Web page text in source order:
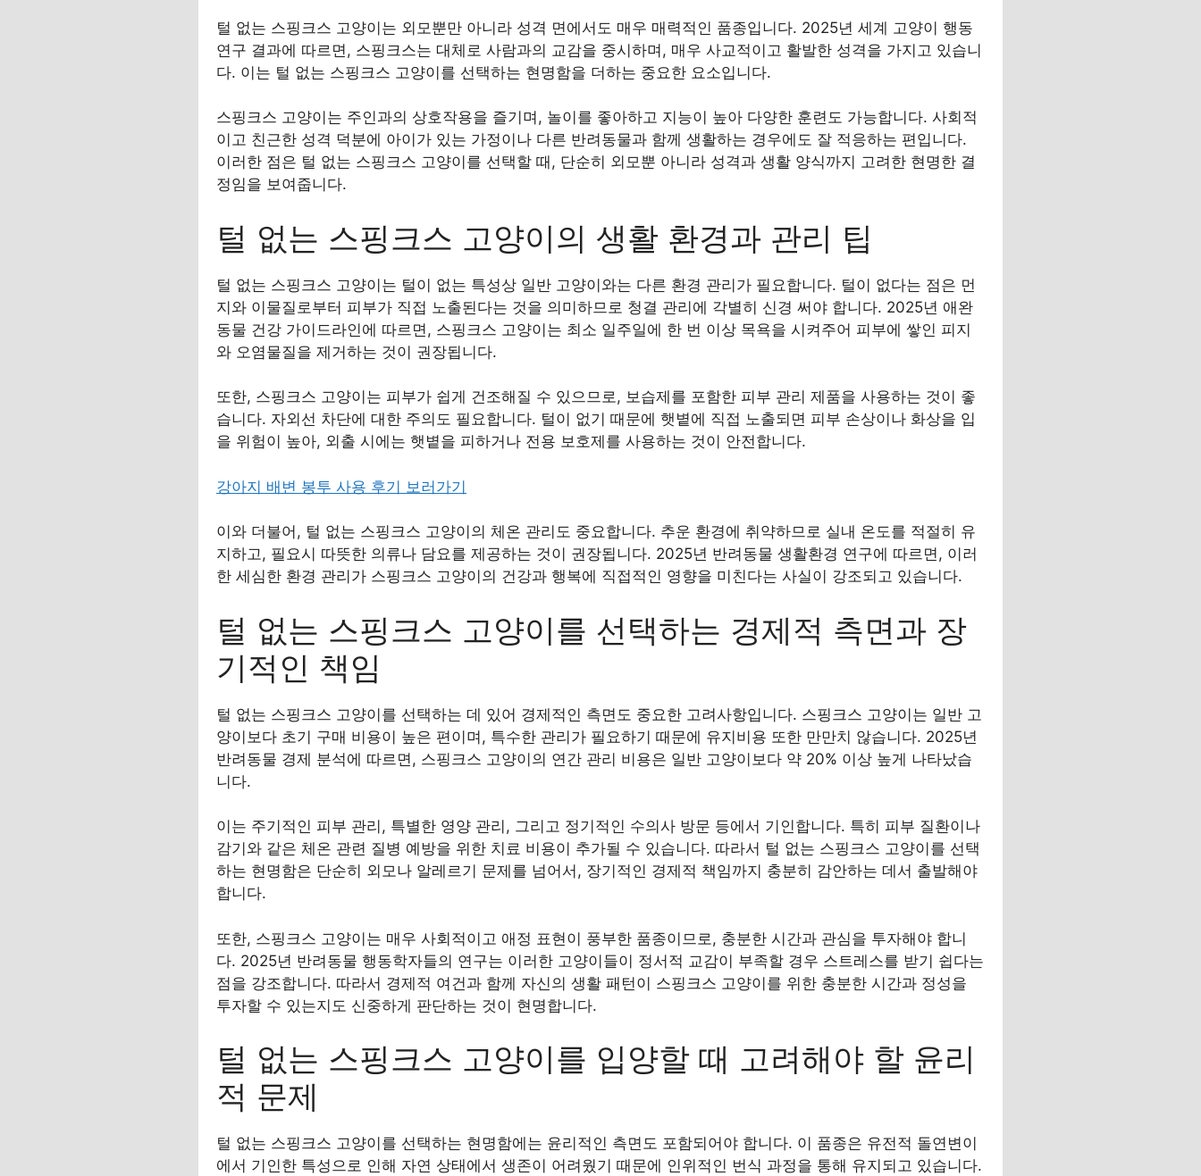
털 없는 스핑크스 고양이는 외모뿐만 아니라 성격 면에서도 매우 매력적인 품종입니다. 2025년 세계 고양이 행동
연구 결과에 따르면, 스핑크스는 대체로 사람과의 교감을 중시하며, 매우 사교적이고 활발한 성격을 가지고 있습니
다. 이는 털 없는 스핑크스 고양이를 선택하는 현명함을 더하는 중요한 요소입니다.
스핑크스 고양이는 주인과의 상호작용을 즐기며, 놀이를 좋아하고 지능이 높아 다양한 훈련도 가능합니다. 사회적
이고 친근한 성격 덕분에 아이가 있는 가정이나 다른 반려동물과 함께 생활하는 경우에도 잘 적응하는 편입니다.
이러한 점은 털 없는 스핑크스 고양이를 선택할 때, 단순히 외모뿐 아니라 성격과 생활 양식까지 고려한 현명한 결
정임을 보여줍니다.
털 없는 스핑크스 고양이의 생활 환경과 관리 팁
털 없는 스핑크스 고양이는 털이 없는 특성상 일반 고양이와는 다른 환경 관리가 필요합니다. 털이 없다는 점은 먼
지와 이물질로부터 피부가 직접 노출된다는 것을 의미하므로 청결 관리에 각별히 신경 써야 합니다. 2025년 애완
동물 건강 가이드라인에 따르면, 스핑크스 고양이는 최소 일주일에 한 번 이상 목욕을 시켜주어 피부에 쌓인 피지
와 오염물질을 제거하는 것이 권장됩니다.
또한, 스핑크스 고양이는 피부가 쉽게 건조해질 수 있으므로, 보습제를 포함한 피부 관리 제품을 사용하는 것이 좋
습니다. 자외선 차단에 대한 주의도 필요합니다. 털이 없기 때문에 햇볕에 직접 노출되면 피부 손상이나 화상을 입
을 위험이 높아, 외출 시에는 햇볕을 피하거나 전용 보호제를 사용하는 것이 안전합니다.
강아지 배변 봉투 사용 후기 보러가기
이와 더불어, 털 없는 스핑크스 고양이의 체온 관리도 중요합니다. 추운 환경에 취약하므로 실내 온도를 적절히 유
지하고, 필요시 따뜻한 의류나 담요를 제공하는 것이 권장됩니다. 2025년 반려동물 생활환경 연구에 따르면, 이러
한 세심한 환경 관리가 스핑크스 고양이의 건강과 행복에 직접적인 영향을 미친다는 사실이 강조되고 있습니다.
털 없는 스핑크스 고양이를 선택하는 경제적 측면과 장
기적인 책임
털 없는 스핑크스 고양이를 선택하는 데 있어 경제적인 측면도 중요한 고려사항입니다. 스핑크스 고양이는 일반 고
양이보다 초기 구매 비용이 높은 편이며, 특수한 관리가 필요하기 때문에 유지비용 또한 만만치 않습니다. 2025년
반려동물 경제 분석에 따르면, 스핑크스 고양이의 연간 관리 비용은 일반 고양이보다 약 20% 이상 높게 나타났습
니다.
이는 주기적인 피부 관리, 특별한 영양 관리, 그리고 정기적인 수의사 방문 등에서 기인합니다. 특히 피부 질환이나
감기와 같은 체온 관련 질병 예방을 위한 치료 비용이 추가될 수 있습니다. 따라서 털 없는 스핑크스 고양이를 선택
하는 현명함은 단순히 외모나 알레르기 문제를 넘어서, 장기적인 경제적 책임까지 충분히 감안하는 데서 출발해야
합니다.
또한, 스핑크스 고양이는 매우 사회적이고 애정 표현이 풍부한 품종이므로, 충분한 시간과 관심을 투자해야 합니
다. 2025년 반려동물 행동학자들의 연구는 이러한 고양이들이 정서적 교감이 부족할 경우 스트레스를 받기 쉽다는
점을 강조합니다. 따라서 경제적 여건과 함께 자신의 생활 패턴이 스핑크스 고양이를 위한 충분한 시간과 정성을
투자할 수 있는지도 신중하게 판단하는 것이 현명합니다.
털 없는 스핑크스 고양이를 입양할 때 고려해야 할 윤리
적 문제
털 없는 스핑크스 고양이를 선택하는 현명함에는 윤리적인 측면도 포함되어야 합니다. 이 품종은 유전적 돌연변이
에서 기인한 특성으로 인해 자연 상태에서 생존이 어려웠기 때문에 인위적인 번식 과정을 통해 유지되고 있습니다.